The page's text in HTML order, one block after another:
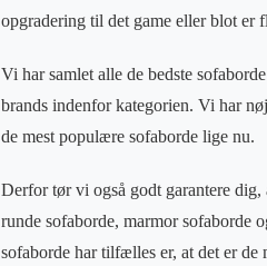
opgradering til det game eller blot er
Vi har samlet alle de bedste
brands indenfor kategorien. Vi har
de mest populære sofaborde lige nu.
Derfor tør vi også godt garantere
runde sofaborde, marmor sofaborde
sofaborde har tilfælles er, at det er